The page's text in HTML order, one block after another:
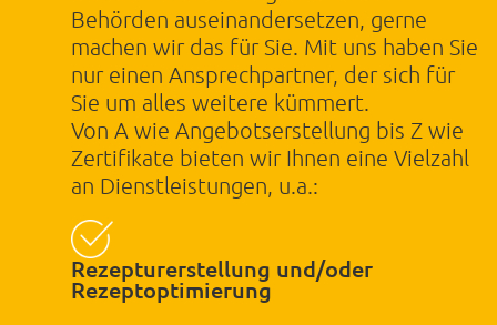
Behörden auseinandersetzen, gerne
machen wir das für Sie. Mit uns haben Sie
nur einen Ansprechpartner, der sich für
Sie um alles weitere kümmert.
Von A wie Angebotserstellung bis Z wie
Zertifikate bieten wir Ihnen eine Vielzahl
an Dienstleistungen, u.a.:
Rezepturerstellung und/oder
Rezeptoptimierung